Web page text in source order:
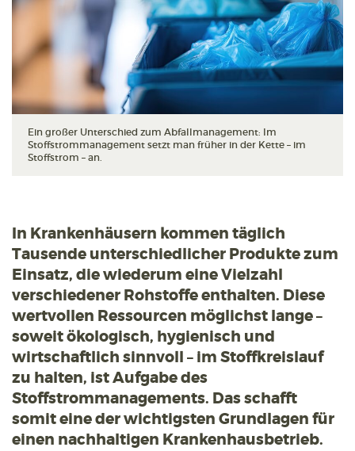
Ein großer Unterschied zum Abfallmanagement: Im
Stoffstrommanagement setzt man früher in der Kette – im
Stoffstrom – an.
In Krankenhäusern kommen täglich
Tausende unterschiedlicher Produkte zum
Einsatz, die wiederum eine Vielzahl
verschiedener Rohstoffe enthalten. Diese
wertvollen Ressourcen möglichst lange –
soweit ökologisch, hygienisch und
wirtschaftlich sinnvoll – im Stoffkreislauf
zu halten, ist Aufgabe des
Stoffstrommanagements. Das schafft
somit eine der wichtigsten Grundlagen für
einen nachhaltigen Krankenhausbetrieb.